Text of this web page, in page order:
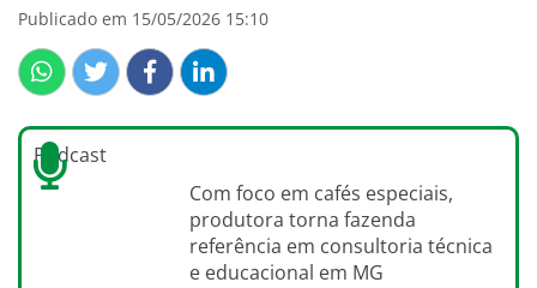
Publicado em 15/05/2026 15:10
Podcast
Com foco em cafés especiais,
produtora torna fazenda
referência em consultoria técnica
e educacional em MG